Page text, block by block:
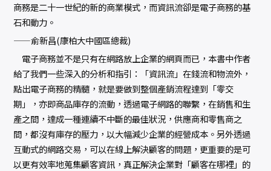
商務是二十一世紀的新的商業模式，而資訊流卻是電子商務的基
石和動力。
——俞新昌(康柏大中國區總裁)
電子商務並不是只有在網路放上企業的網頁而已，本書中作者
給了我們一些深入的分析和指引：「資訊流」在錢流和物流外，
點出電子商務的精髓，就是要做到整個產銷流程達到「零交
期」，亦即商品庫存的流動，透過電子網路的聯繫，在銷售和生
產之間，達成一種連續不中斷的最佳狀況，供應商和零售商之
間，都沒有庫存的壓力，以大幅減少企業的經營成本。另外透過
互動式的網路交易，可以在線上解決顧客的問題，更重要的是可
以更有效率地蒐集顧客資訊，真正解決企業對「顧客在哪裡」的